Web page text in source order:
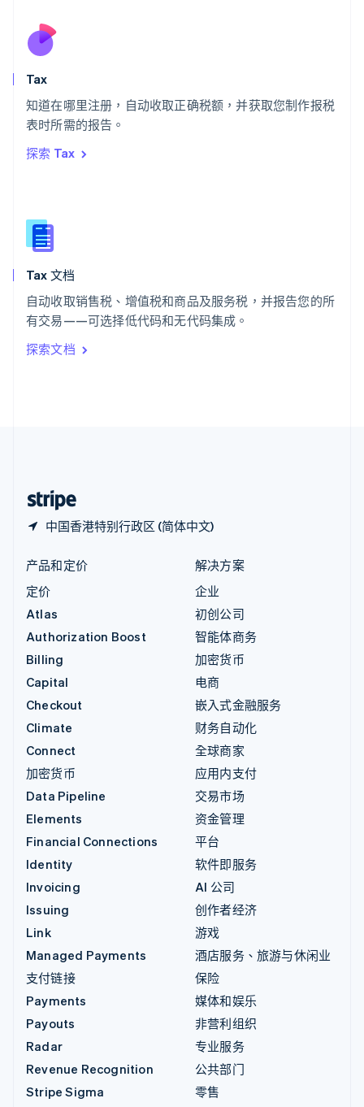
Tax
知道在哪里注册，自动收取正确税额，并获取您制作报税
表时所需的报告。
探索 Tax
Tax 文档
自动收取销售税、增值税和商品及服务税，并报告您的所
有交易——可选择低代码和无代码集成。
探索文档
中国香港特别行政区 (简体中文)
English
斯洛伐克
泰国
ไทยEnglish
English
English
新西兰
匈牙利
意大利
ItalianoEnglish
印度
English
产品和定价
定价
Atlas
Authorization Boost
Billing
Capital
Checkout
Climate
Connect
加密货币
Data Pipeline
Elements
Financial Connections
Identity
Invoicing
Issuing
Link
Managed Payments
支付链接
Payments
Payouts
Radar
Revenue Recognition
Stripe Sigma
解决方案
企业
初创公司
智能体商务
加密货币
电商
嵌入式金融服务
财务自动化
全球商家
应用内支付
交易市场
资金管理
平台
软件即服务
AI 公司
创作者经济
游戏
酒店服务、旅游与休闲业
保险
媒体和娱乐
非营利组织
专业服务
公共部门
零售